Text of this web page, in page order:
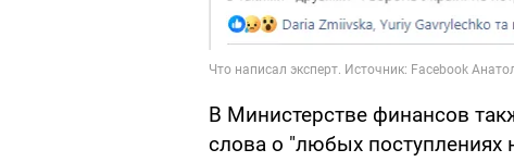
В Министерстве финансов
слова о "любых поступлениях